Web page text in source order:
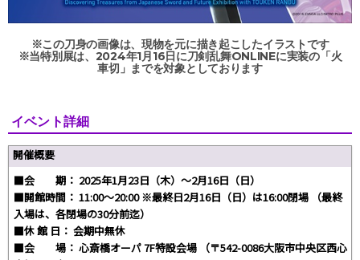
※この刀身の画像は、現物を元に描き起こしたイラストです
※当特別展は、2024年1月16日に刀剣乱舞ONLINEに実装の「火
車切」までを対象としております
イベント詳細
開催概要
■会 期： 2025年1月23日（木）～2月16日（日）
■開館時間： 11:00～20:00 ※最終日2月16日（日）は16:00閉場 （最終
入場は、各閉場の30分前迄）
■休 館 日： 会期中無休
■会 場： 心斎橋オーパ 7F特設会場 （〒542-0086大阪市中央区西心